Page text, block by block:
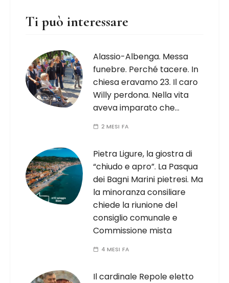
Ti può interessare
Alassio-Albenga. Messa
funebre. Perché tacere. In
chiesa eravamo 23. Il caro
Willy perdona. Nella vita
aveva imparato che…
2 MESI FA
Pietra Ligure, la giostra di
“chiudo e apro”. La Pasqua
dei Bagni Marini pietresi. Ma
la minoranza consiliare
chiede la riunione del
consiglio comunale e
Commissione mista
4 MESI FA
Il cardinale Repole eletto